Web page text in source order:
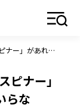
キャロウェイ「クアンタム ミニスピナー」があればミドルアイアンはもういらない！？
ピナー」
らな